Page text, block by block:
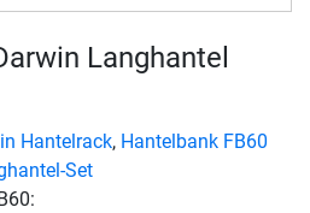
Langhantel
Hantelrack, Hantelbank FB60
Set